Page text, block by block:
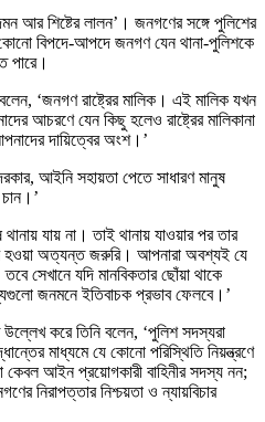
আর শিষ্টের লালন’। জনগণের সঙ্গে পুলিশের
বিপদে-আপদে জনগণ যেন থানা-পুলিশকে
পারে।
‘জনগণ রাষ্ট্রের মালিক। এই মালিক যখন
আচরণে যেন কিছু হলেও রাষ্ট্রের মালিকানা
দায়িত্বের অংশ।’
আইনি সহায়তা পেতে সাধারণ মানুষ
যায় না। তাই থানায় যাওয়ার পর তার
হওয়া অত্যন্ত জরুরি। আপনারা অবশ্যই যে
সেখানে যদি মানবিকতার ছোঁয়া থাকে
জনমনে ইতিবাচক প্রভাব ফেলবে।’
উল্লেখ করে তিনি বলেন, ‘পুলিশ সদস্যরা
মাধ্যমে যে কোনো পরিস্থিতি নিয়ন্ত্রণে
কেবল আইন প্রয়োগকারী বাহিনীর সদস্য নন;
নিরাপত্তার নিশ্চয়তা ও ন্যায়বিচার